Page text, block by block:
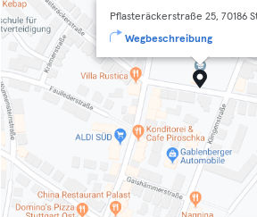
Pflasteräckerstraße 25, 70186
Wegbeschreibung